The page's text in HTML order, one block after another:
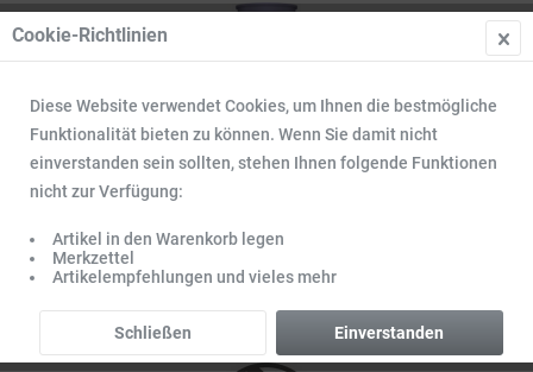
Cookie-Richtlinien
Diese Website verwendet Cookies, um Ihnen die bestmögliche
Funktionalität bieten zu können. Wenn Sie damit nicht
einverstanden sein sollten, stehen Ihnen folgende Funktionen
nicht zur Verfügung:
Artikel in den Warenkorb legen
Merkzettel
Artikelempfehlungen und vieles mehr
Einverstanden
Schließen